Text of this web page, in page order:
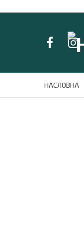
НАСЛОВНА
НАСЛОВНА
НАЈНОВИЈЕ